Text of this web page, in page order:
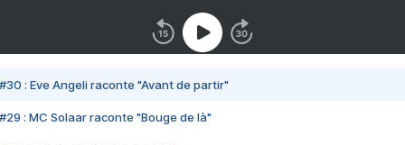
#30 : Eve Angeli raconte "Avant de partir"
#29 : MC Solaar raconte "Bouge de là"